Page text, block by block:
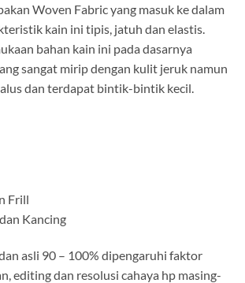
Woven Fabric yang masuk ke dalam
kain ini tipis, jatuh dan elastis.
bahan kain ini pada dasarnya
sangat mirip dengan kulit jeruk namun
dan terdapat bintik-bintik kecil.
Frill
Kancing
asli 90 – 100% dipengaruhi faktor
editing dan resolusi cahaya hp masing-